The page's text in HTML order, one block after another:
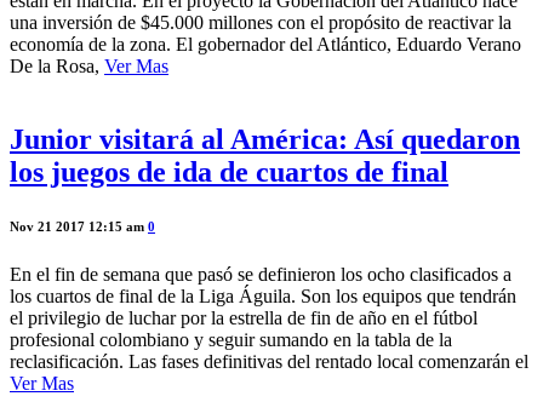
una inversión de $45.000 millones con el propósito de reactivar la
economía de la zona. El gobernador del Atlántico, Eduardo Verano
De la Rosa, Ver Mas
Junior visitará al América: Así quedaron
los juegos de ida de cuartos de final
Nov 21 2017 12:15 am 0
En el fin de semana que pasó se definieron los ocho clasificados a
los cuartos de final de la Liga Águila. Son los equipos que tendrán
el privilegio de luchar por la estrella de fin de año en el fútbol
profesional colombiano y seguir sumando en la tabla de la
reclasificación. Las fases definitivas del rentado local comenzarán el
Ver Mas